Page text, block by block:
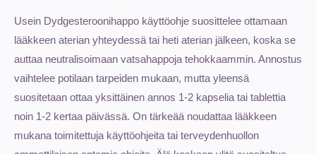
Usein Dydgesteroonihappo käyttöohje suosittelee ottamaan
lääkkeen aterian yhteydessä tai heti aterian jälkeen, koska se
auttaa neutralisoimaan vatsahappoja tehokkaammin. Annostus
vaihtelee potilaan tarpeiden mukaan, mutta yleensä
suositetaan ottaa yksittäinen annos 1-2 kapselia tai tablettia
noin 1-2 kertaa päivässä. On tärkeää noudattaa lääkkeen
mukana toimitettuja käyttöohjeita tai terveydenhuollon